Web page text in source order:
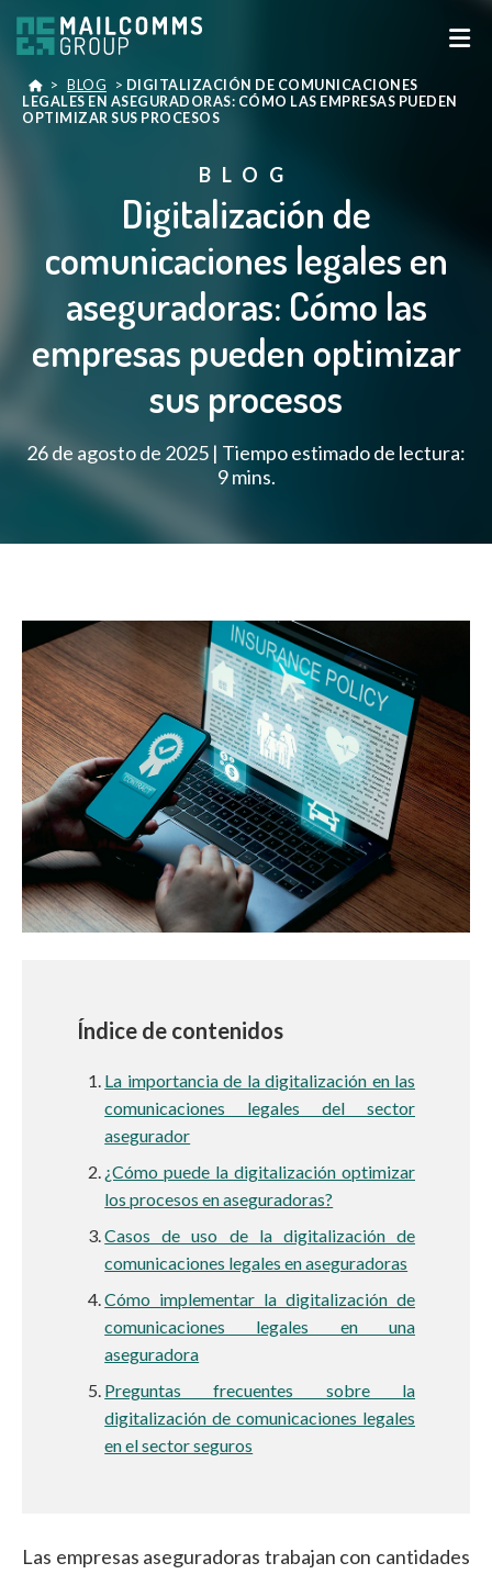
> BLOG > DIGITALIZACIÓN DE COMUNICACIONES
LEGALES EN ASEGURADORAS: CÓMO LAS EMPRESAS PUEDEN
OPTIMIZAR SUS PROCESOS
BLOG
Digitalización de
comunicaciones legales en
aseguradoras: Cómo las
empresas pueden optimizar
sus procesos
26 de agosto de 2025 | Tiempo estimado de lectura:
9 mins.
Índice de contenidos
La importancia de la digitalización en las
comunicaciones legales del sector
asegurador
¿Cómo puede la digitalización optimizar
los procesos en aseguradoras?
Casos de uso de la digitalización de
comunicaciones legales en aseguradoras
Cómo implementar la digitalización de
comunicaciones legales en una
aseguradora
Preguntas frecuentes sobre la
digitalización de comunicaciones legales
en el sector seguros
Las empresas aseguradoras trabajan con cantidades